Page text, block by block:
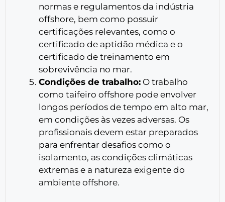
normas e regulamentos da indústria
offshore, bem como possuir
certificações relevantes, como o
certificado de aptidão médica e o
certificado de treinamento em
sobrevivência no mar.
Condições de trabalho: O trabalho
como taifeiro offshore pode envolver
longos períodos de tempo em alto mar,
em condições às vezes adversas. Os
profissionais devem estar preparados
para enfrentar desafios como o
isolamento, as condições climáticas
extremas e a natureza exigente do
ambiente offshore.